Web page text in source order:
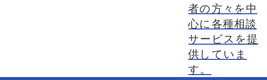
者の方々を中
心に各種相談
サービスを提
供していま
す。